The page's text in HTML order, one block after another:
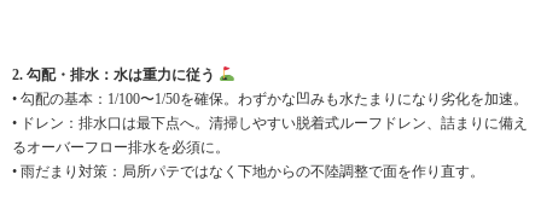
2. 勾配・排水：水は重力に従う
• 勾配の基本：1/100〜1/50を確保。わずかな凹みも水たまりになり劣化を加速。
• ドレン：排水口は最下点へ。清掃しやすい脱着式ルーフドレン、詰まりに備え
るオーバーフロー排水を必須に。
• 雨だまり対策：局所パテではなく下地からの不陸調整で面を作り直す。